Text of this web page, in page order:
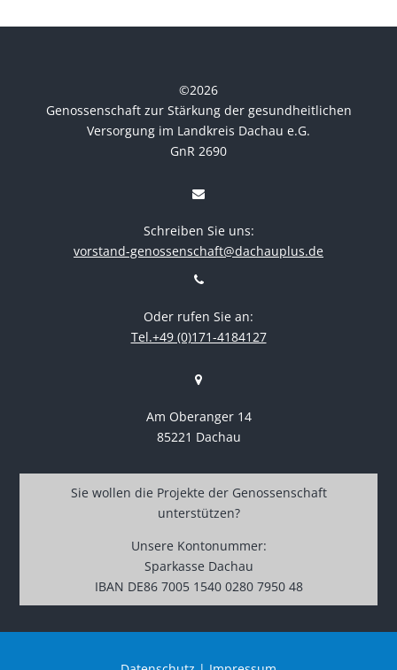
©2026
Genossenschaft zur Stärkung der gesundheitlichen
Versorgung im Landkreis Dachau e.G.
GnR 2690
Schreiben Sie uns:
vorstand-genossenschaft@dachauplus.de
Oder rufen Sie an:
Tel.+49 (0)171-4184127
Am Oberanger 14
85221 Dachau
Sie wollen die Projekte der Genossenschaft
unterstützen?
Unsere Kontonummer:
Sparkasse Dachau
IBAN DE86 7005 1540 0280 7950 48